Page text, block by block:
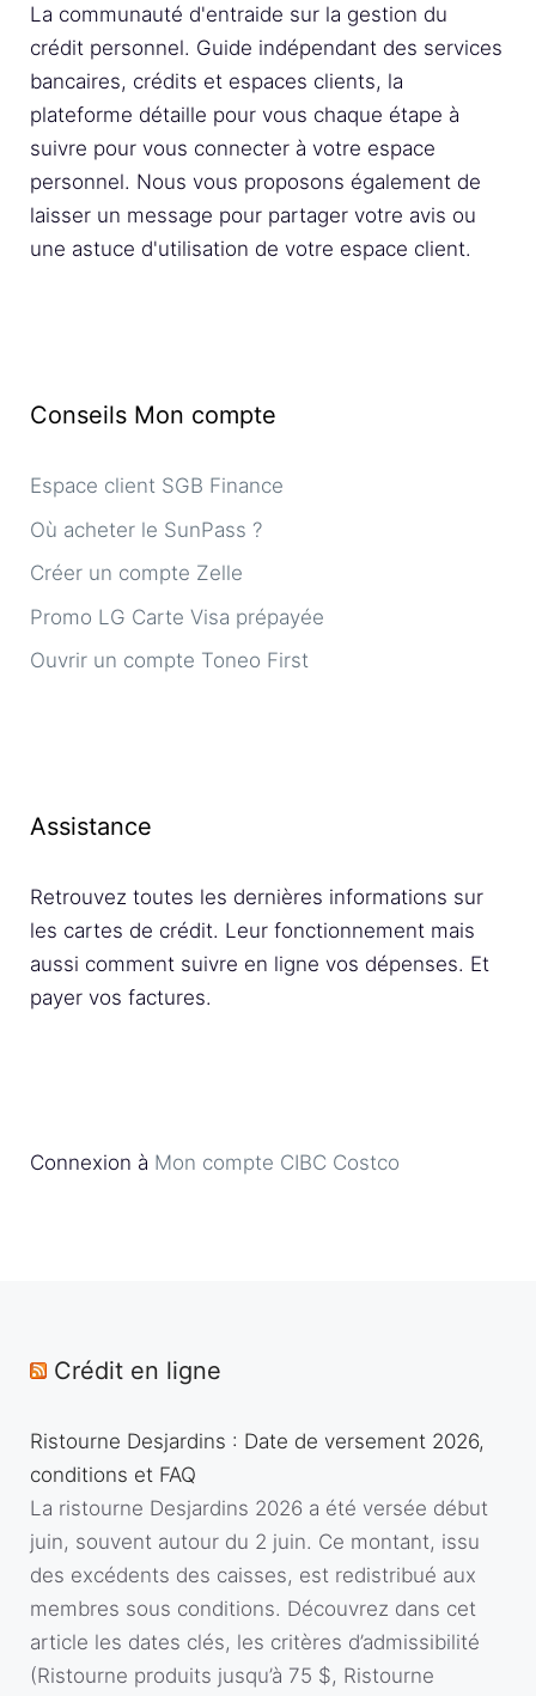
La communauté d'entraide sur la gestion du
crédit personnel. Guide indépendant des services
bancaires, crédits et espaces clients, la
plateforme détaille pour vous chaque étape à
suivre pour vous connecter à votre espace
personnel. Nous vous proposons également de
laisser un message pour partager votre avis ou
une astuce d'utilisation de votre espace client.
Conseils Mon compte
Espace client SGB Finance
Où acheter le SunPass ?
Créer un compte Zelle
Promo LG Carte Visa prépayée
Ouvrir un compte Toneo First
Assistance
Retrouvez toutes les dernières informations sur
les cartes de crédit. Leur fonctionnement mais
aussi comment suivre en ligne vos dépenses. Et
payer vos factures.
Connexion à Mon compte CIBC Costco
Crédit en ligne
Ristourne Desjardins : Date de versement 2026,
conditions et FAQ
La ristourne Desjardins 2026 a été versée début
juin, souvent autour du 2 juin. Ce montant, issu
des excédents des caisses, est redistribué aux
membres sous conditions. Découvrez dans cet
article les dates clés, les critères d’admissibilité
(Ristourne produits jusqu’à 75 $, Ristourne